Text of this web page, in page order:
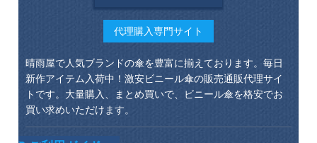
代理購入専門サイト
晴雨屋で人気ブランドの傘を豊富に揃えております。毎日
新作アイテム入荷中！激安ビニール傘の販売通販代理サイ
トです。大量購入、まとめ買いで、ビニール傘を格安でお
買い求めいただけます。